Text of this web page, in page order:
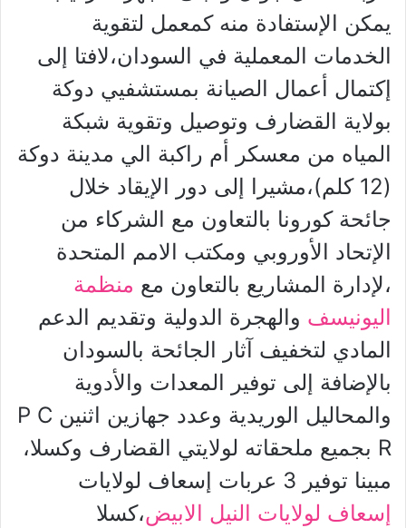
يمكن الإستفادة منه كمعمل لتقوية
الخدمات المعملية في السودان،لافتا إلى
إكتمال أعمال الصيانة بمستشفيي دوكة
بولاية القضارف وتوصيل وتقوية شبكة
المياه من معسكر أم راكبة الي مدينة دوكة
(12 كلم)،مشيرا إلى دور الإيقاد خلال
جائحة كورونا بالتعاون مع الشركاء من
الإتحاد الأوروبي ومكتب الامم المتحدة
،لإدارة المشاريع بالتعاون مع منظمة
اليونيسف والهجرة الدولية وتقديم الدعم
المادي لتخفيف آثار الجائحة بالسودان
بالإضافة إلى توفير المعدات والأدوية
والمحاليل الوريدية وعدد جهازين اثنين P C
R بجميع ملحقاته لولايتي القضارف وكسلا،
مبينا توفير 3 عربات إسعاف لولايات
إسعاف لولايات النيل الابيض،كسلا